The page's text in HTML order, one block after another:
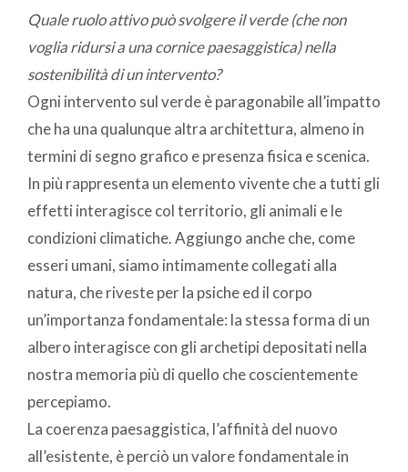
Quale ruolo attivo può svolgere il verde (che non
voglia ridursi a una cornice paesaggistica) nella
sostenibilità di un intervento?
Ogni intervento sul verde è paragonabile all’impatto
che ha una qualunque altra architettura, almeno in
termini di segno grafico e presenza fisica e scenica.
In più rappresenta un elemento vivente che a tutti gli
effetti interagisce col territorio, gli animali e le
condizioni climatiche. Aggiungo anche che, come
esseri umani, siamo intimamente collegati alla
natura, che riveste per la psiche ed il corpo
un’importanza fondamentale: la stessa forma di un
albero interagisce con gli archetipi depositati nella
nostra memoria più di quello che coscientemente
percepiamo.
La coerenza paesaggistica, l’affinità del nuovo
all’esistente, è perciò un valore fondamentale in